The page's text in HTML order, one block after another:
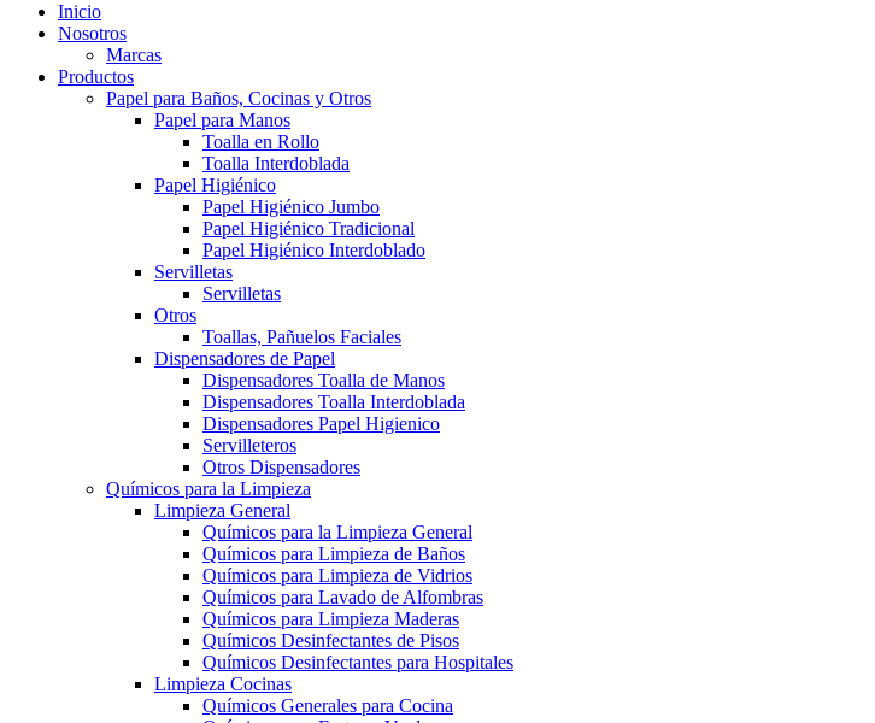
Inicio
Nosotros
Marcas
Productos
Papel para Baños, Cocinas y Otros
Papel para Manos
Toalla en Rollo
Toalla Interdoblada
Papel Higiénico
Papel Higiénico Jumbo
Papel Higiénico Tradicional
Papel Higiénico Interdoblado
Servilletas
Servilletas
Otros
Toallas, Pañuelos Faciales
Dispensadores de Papel
Dispensadores Toalla de Manos
Dispensadores Toalla Interdoblada
Dispensadores Papel Higienico
Servilleteros
Otros Dispensadores
Químicos para la Limpieza
Limpieza General
Químicos para la Limpieza General
Químicos para Limpieza de Baños
Químicos para Limpieza de Vidrios
Químicos para Lavado de Alfombras
Químicos para Limpieza Maderas
Químicos Desinfectantes de Pisos
Químicos Desinfectantes para Hospitales
Limpieza Cocinas
Químicos Generales para Cocina